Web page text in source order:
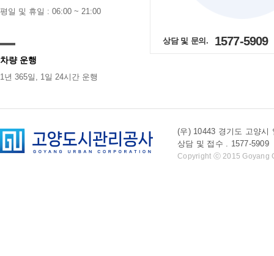
평일 및 휴일 : 06:00 ~ 21:00
차량 운행
1년 365일, 1일 24시간 운행
상담 및 문의. 1577-5909
(우) 10443 경기도 고양시
상담 및 접수 . 1577-
Copyright ⓒ 2015 Goyang